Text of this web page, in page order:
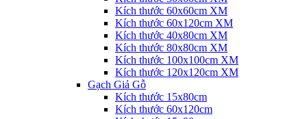
Kích thước 60x60cm XM
Kích thước 60x120cm XM
Kích thước 40x80cm XM
Kích thước 80x80cm XM
Kích thước 100x100cm XM
Kích thước 120x120cm XM
Gạch Giả Gỗ
Kích thước 15x80cm
Kích thước 60x120cm